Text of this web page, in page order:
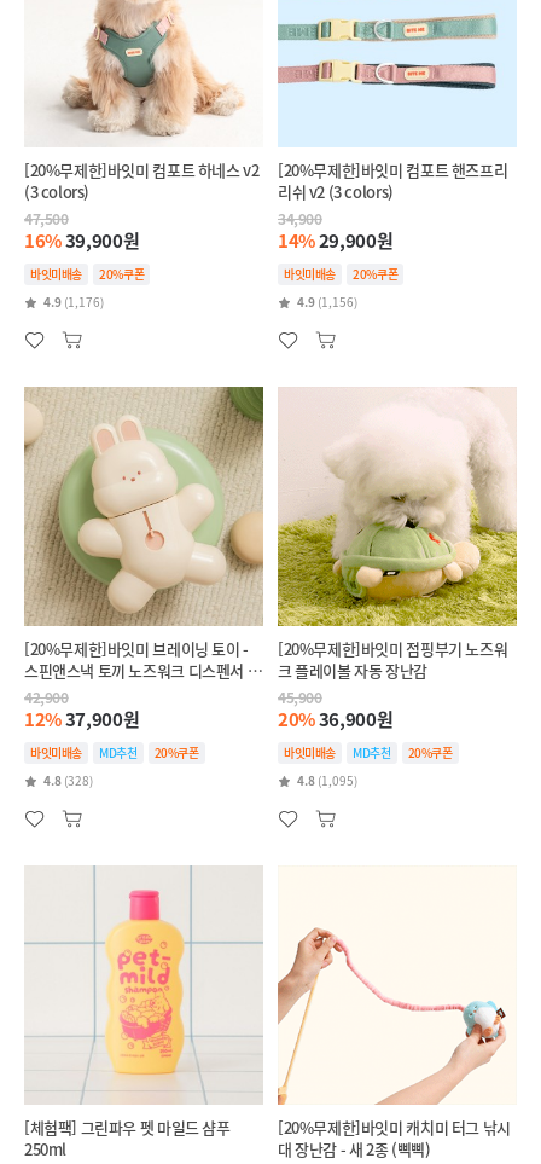
[20%무제한]바잇미 컴포트 하네스 v2
(3 colors)
47,500
16%39,900원
바잇미배송
20%쿠폰
4.9 (1,176)
[20%무제한]바잇미 컴포트 핸즈프리
리쉬 v2 (3 colors)
34,900
14%29,900원
바잇미배송
20%쿠폰
4.9 (1,156)
[20%무제한]바잇미 브레이닝 토이 -
스핀앤스낵 토끼 노즈워크 디스펜서 장
난감
42,900
12%37,900원
바잇미배송 MD추천
20%쿠폰
4.8 (328)
[20%무제한]바잇미 점핑부기 노즈워
크 플레이볼 자동 장난감
45,900
20%36,900원
바잇미배송 MD추천
20%쿠폰
4.8 (1,095)
[체험팩] 그린파우 펫 마일드 샴푸
250ml
[20%무제한]바잇미 캐치미 터그 낚시
대 장난감 - 새 2종 (삑삑)